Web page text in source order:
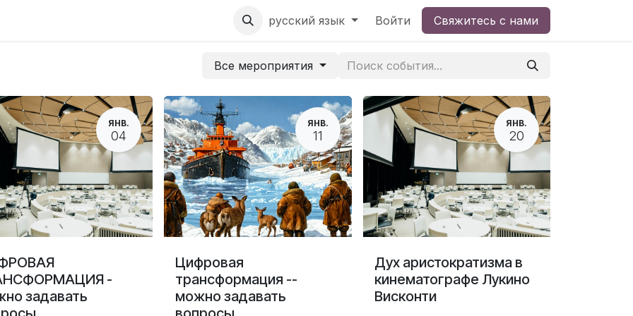
русский язык Войти Свяжитесь с нами
Все мероприятия
ЯНВ.
04
-
задавать
ЯНВ.
11
Цифровая
трансформация --
можно задавать
ЯНВ.
20
Дух аристократизма в
кинематографе Лукино
Висконти